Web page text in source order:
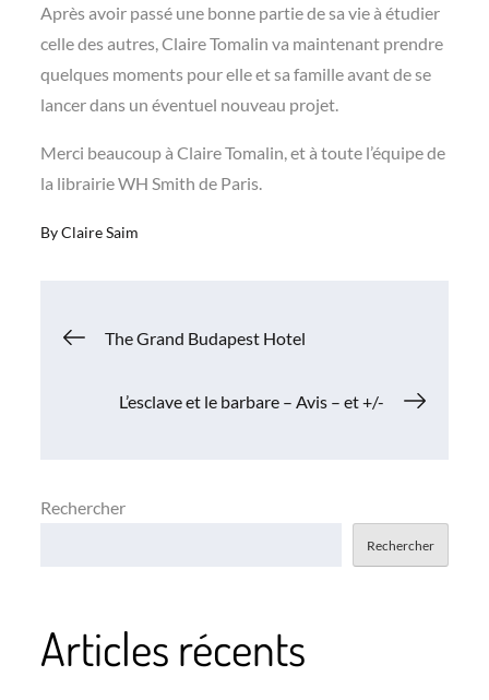
Après avoir passé une bonne partie de sa vie à étudier
celle des autres, Claire Tomalin va maintenant prendre
quelques moments pour elle et sa famille avant de se
lancer dans un éventuel nouveau projet.
Merci beaucoup à Claire Tomalin, et à toute l’équipe de
la librairie WH Smith de Paris.
ByClaire Saim
Navigation
The Grand Budapest Hotel
L’esclave et le barbare – Avis – et +/-
Rechercher
Rechercher
Articles récents